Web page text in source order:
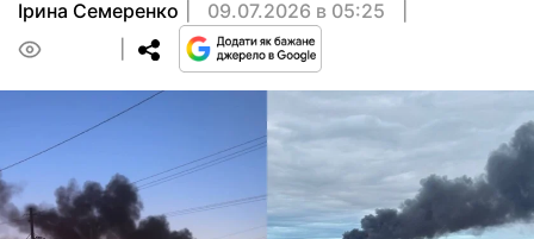
Ірина Семеренко
09.07.2026 в 05:25